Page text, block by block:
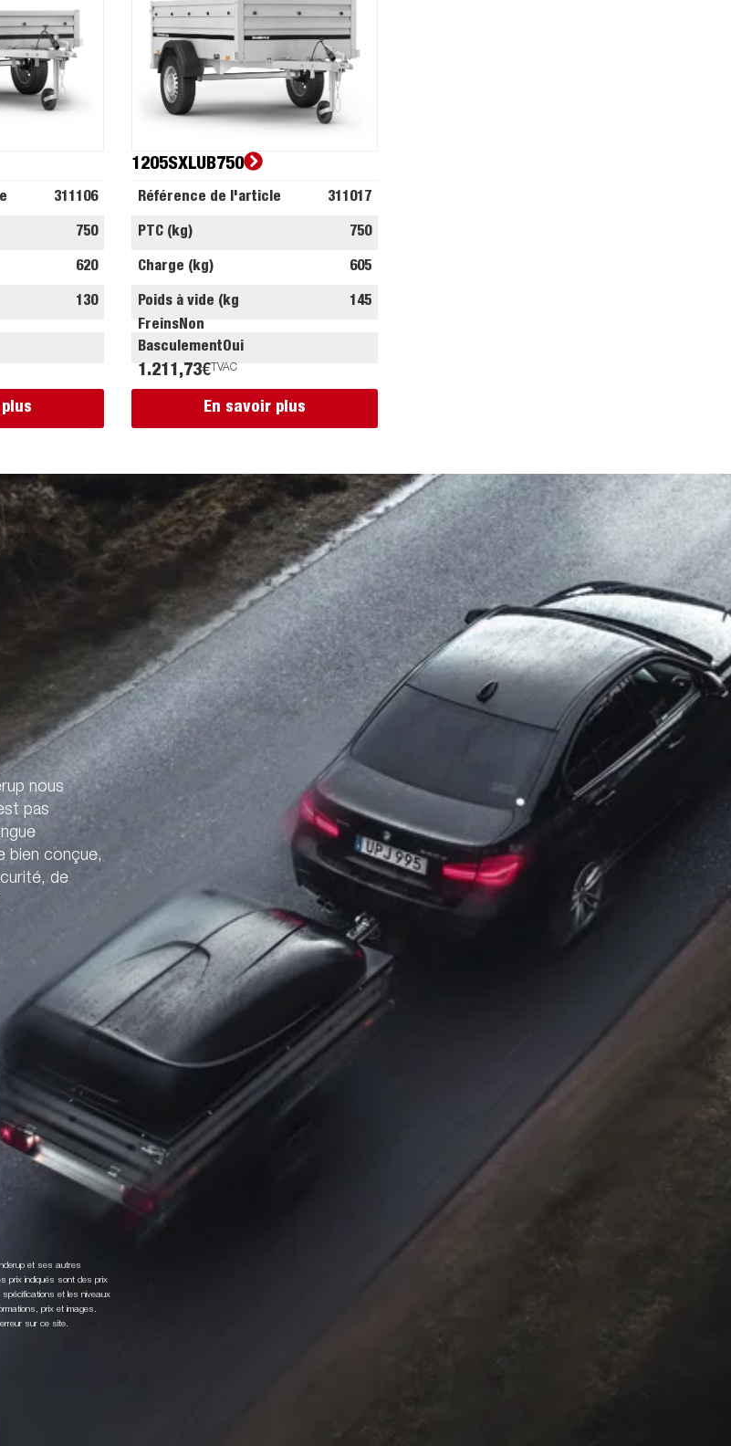
311106
750
620
130
1205SXLUB750
Référence de l'article 311017
PTC (kg) 750
Charge (kg) 605
Poids à vide (kg
145
FreinsNon
BasculementOui
1.211,73€ TVAC
En savoir plus
nous
pas
bien conçue,
de
et ses autres
prix indiqués sont des prix
et les niveaux
prix et images.
sur ce site.